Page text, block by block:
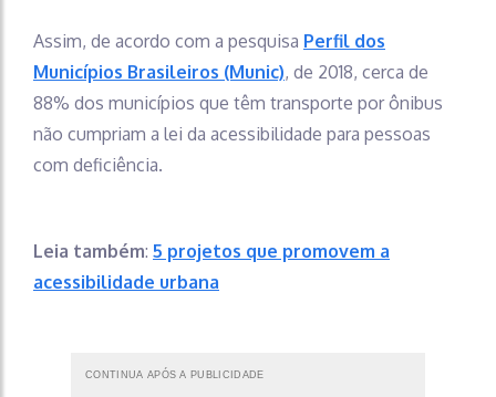
Assim, de acordo com a pesquisa Perfil dos
Municípios Brasileiros (Munic), de 2018, cerca de
88% dos municípios que têm transporte por ônibus
não cumpriam a lei da acessibilidade para pessoas
com deficiência.
Leia também: 5 projetos que promovem a
acessibilidade urbana
CONTINUA APÓS A PUBLICIDADE